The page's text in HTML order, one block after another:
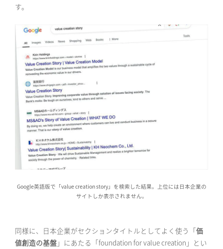
す。
Google英語版で「value creation story」を検索した結果。上位には日本企業の
サイトしか表示されません。
同様に、日本企業がセクションタイトルとしてよく使う「価
値創造の基盤 」にあたる「foundation for value creation」とい